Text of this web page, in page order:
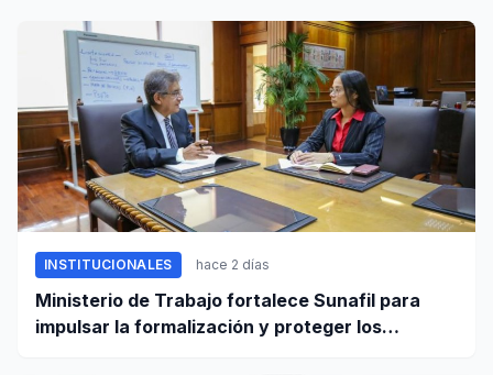
INSTITUCIONALES hace 2 días
Ministerio de Trabajo fortalece Sunafil para
impulsar la formalización y proteger los